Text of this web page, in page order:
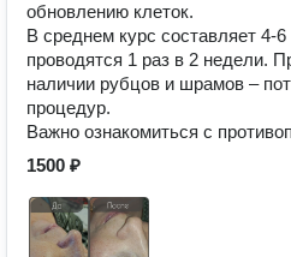
обновлению клеток.
В среднем курс составляет 4-
проводятся 1 раз в 2 недели.
наличии рубцов и шрамов –
процедур.
Важно ознакомиться с
1500 ₽